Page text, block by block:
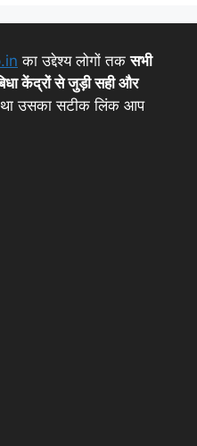
का उद्देश्य लोगों तकसभी
केंद्रों से जुड़ी सही और
उसका सटीक लिंक आप